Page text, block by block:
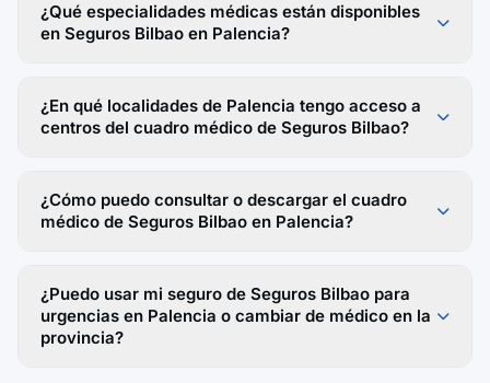
¿Qué especialidades médicas están disponibles
en Seguros Bilbao en Palencia?
¿En qué localidades de Palencia tengo acceso a
centros del cuadro médico de Seguros Bilbao?
¿Cómo puedo consultar o descargar el cuadro
médico de Seguros Bilbao en Palencia?
¿Puedo usar mi seguro de Seguros Bilbao para
urgencias en Palencia o cambiar de médico en la
provincia?